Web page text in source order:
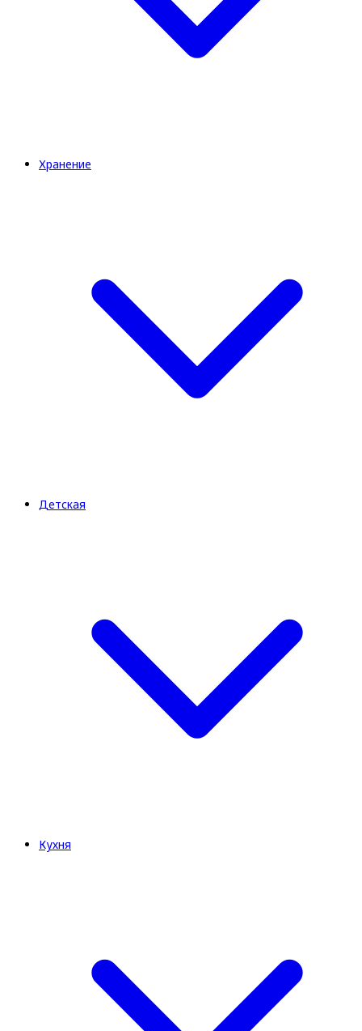
Хранение
Детская
Кухня